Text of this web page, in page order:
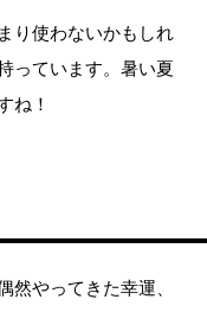
り使わないかもしれ
っています。暑い夏
ね！
然やってきた幸運、